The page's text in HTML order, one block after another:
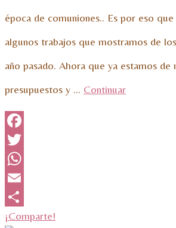
época de comuniones.. Es por eso
algunos trabajos que mostramos de
año pasado. Ahora que ya estamos de
presupuestos y … Continuar
Facebook
Twitter
WhatsApp
Email
¡Comparte!